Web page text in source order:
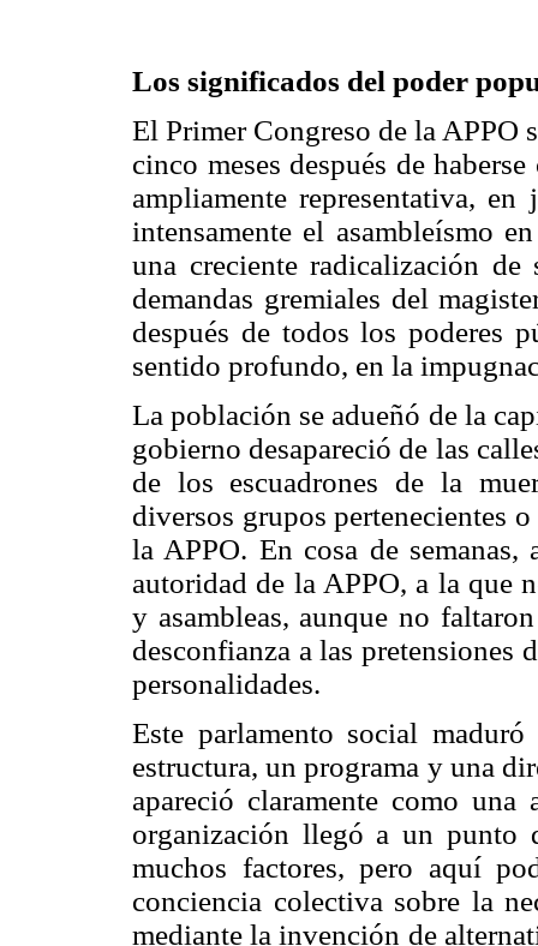
Los significados del poder
El Primer Congreso de la APPO
cinco meses después de
ampliamente representativa,
intensamente el asambleísmo
una creciente radicalización
demandas gremiales del
después de todos los poderes
sentido profundo, en la
La población se adueñó de la
gobierno desapareció de las
de los escuadrones de la
diversos grupos pertenecientes
la APPO. En cosa de semanas,
autoridad de la APPO, a la que
y asambleas, aunque no
desconfianza a las pretensiones
personalidades.
Este parlamento social
estructura, un programa y una
apareció claramente como
organización llegó a un punto
muchos factores, pero aquí
conciencia colectiva sobre la
mediante la invención de